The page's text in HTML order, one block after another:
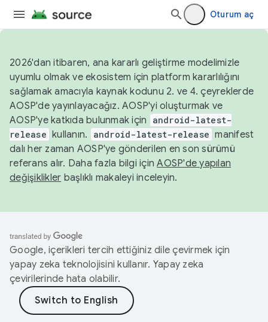
Oturum aç
2026'dan itibaren, ana kararlı geliştirme modelimizle
uyumlu olmak ve ekosistem için platform kararlılığını
sağlamak amacıyla kaynak kodunu 2. ve 4. çeyreklerde
AOSP'de yayınlayacağız. AOSP'yi oluşturmak ve
AOSP'ye katkıda bulunmak için
android-latest-
release kullanın. android-latest-release manifest
dalı her zaman AOSP'ye gönderilen en son sürümü
referans alır. Daha fazla bilgi içinAOSP'de yapılan
değişiklikler başlıklı makaleyi inceleyin.
Google, içerikleri tercih ettiğiniz dile çevirmek için
yapay zeka teknolojisini kullanır. Yapay zeka
çevirilerinde hata olabilir.